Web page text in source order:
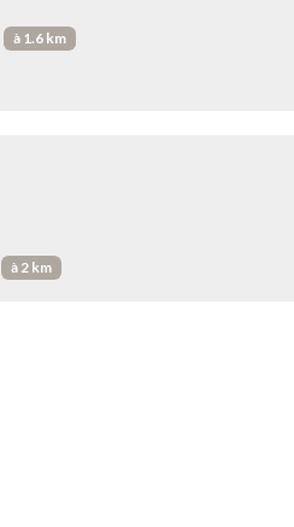
à 1.6 km
à 2 km